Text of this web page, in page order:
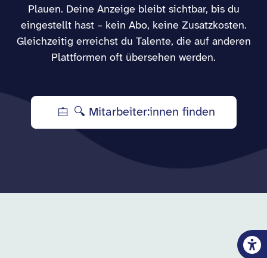
Plauen. Deine Anzeige bleibt sichtbar, bis du
eingestellt hast – kein Abo, keine Zusatzkosten.
Gleichzeitig erreichst du Talente, die auf anderen
Plattformen oft übersehen werden.
🔍 Mitarbeiter:innen finden